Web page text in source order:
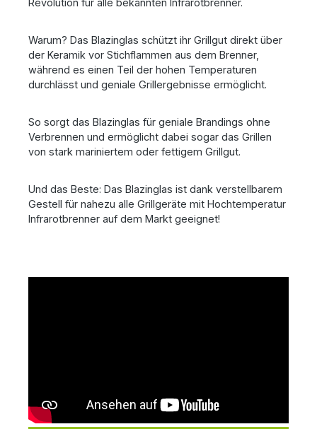
Warum? Das Blazinglas schützt ihr Grillgut direkt über
der Keramik vor Stichflammen aus dem Brenner,
während es einen Teil der hohen Temperaturen
durchlässt und geniale Grillergebnisse ermöglicht.
So sorgt das Blazinglas für geniale Brandings ohne
Verbrennen und ermöglicht dabei sogar das Grillen
von stark mariniertem oder fettigem Grillgut.
Und das Beste: Das Blazinglas ist dank verstellbarem
Gestell für nahezu alle Grillgeräte mit Hochtemperatur
Infrarotbrenner auf dem Markt geeignet!